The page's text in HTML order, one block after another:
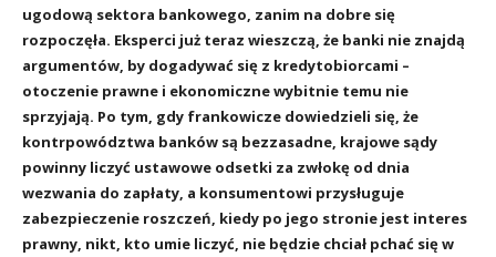
ugodową sektora bankowego, zanim na dobre się
rozpoczęła. Eksperci już teraz wieszczą, że banki nie znajdą
argumentów, by dogadywać się z kredytobiorcami –
otoczenie prawne i ekonomiczne wybitnie temu nie
sprzyjają. Po tym, gdy frankowicze dowiedzieli się, że
kontrpowództwa banków są bezzasadne, krajowe sądy
powinny liczyć ustawowe odsetki za zwłokę od dnia
wezwania do zapłaty, a konsumentowi przysługuje
zabezpieczenie roszczeń, kiedy po jego stronie jest interes
prawny, nikt, kto umie liczyć, nie będzie chciał pchać się w